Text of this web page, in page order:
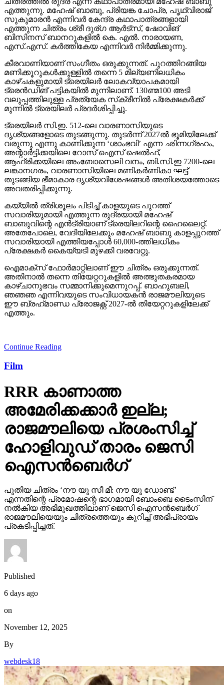
എത്തുന്നു. മഹേഷ് ബാബു, പ്രിയങ്ക ചോപ്ര, പൃഥ്വിരാജ്
സുകുമാരന്‍ എന്നിവര്‍ കേന്ദ്ര കഥാപാത്രങ്ങളായി
എത്തുന്ന ചിത്രം ശ്രീ ദുര്ഗ ആര്‍ട്‌സ്, ഷോവിങ്
ബിസിനസ് ബാനറുകളില്‍ കെ. എല്‍. നാരായണ,
എസ്.എസ്. കര്‍ത്തികേയ എന്നിവര്‍ നിര്‍മ്മിക്കുന്നു.
കീരവാണിയാണ് സംഗീതം ഒരുക്കുന്നത്. പുറത്തിറങ്ങിയ
മണിക്കൂറുകള്‍ക്കുള്ളില്‍ തന്നെ 5 മില്യണിലധികം
കാഴ്ചകളുമായി ട്രെയിലര്‍ ലോകവ്യാപകമായി
ട്രെന്‍ഡിങ് പട്ടികയില്‍ മുന്നിലാണ്. 130ണ്മ100 അടി
വലുപ്പത്തിലുള്ള പ്രത്യേക സ്‌ക്രീനില്‍ പ്രേക്ഷകര്‍ക്ക്
മുന്നില്‍ ട്രെയിലര്‍ പ്രദര്‍ശിപ്പിച്ചു.
ട്രെയിലര്‍ സി.ഇ. 512-ലെ വാരണാസിയുടെ
ദൃശ്യങ്ങളോടെ തുടങ്ങുന്നു. തുടര്‍ന്ന് 2027ല്‍ ഭൂമിയിലേക്ക്
വരുന്നു എന്നു കാണിക്കുന്ന ‘ശാംഭവി’ എന്ന ഛിന്നഗ്രഹം,
അന്റാര്‍ട്ടിക്കയിലെ റോസ് ഐസ് ഷെല്‍ഫ്,
ആഫ്രിക്കയിലെ അംബോസെലി വനം, ബി.സി.ഇ 7200-ലെ
ലങ്കാനഗരം, വാരണാസിയിലെ മണികര്‍ണികാ ഘട്ട്
തുടങ്ങിയ ഭീമാകാര ദൃശ്യവിശേഷങ്ങള്‍ അതിശയത്തോടെ
അവതരിപ്പിക്കുന്നു.
കയ്യില്‍ ത്രിശൂലം പിടിച്ച് കാളയുടെ പുറത്ത്
സവാരിയുമായി എത്തുന്ന രുദ്രയായി മഹേഷ്
ബാബുവിന്റെ എന്‍ട്രിയാണ് ട്രെയിലറിന്റെ ഹൈലൈറ്റ്.
അതേപോലെ, വേദിയിലേക്കും മഹേഷ് ബാബു കാളപ്പുറത്ത്
സവാരിയായി എത്തിയപ്പോള്‍ 60,000-ത്തിലധികം
പ്രേക്ഷകര്‍ കൈയ്യടി മുഴക്കി വരവേറ്റു.
ഐമാക്‌സ് ഫോര്‍മാറ്റിലാണ് ഈ ചിത്രം ഒരുക്കുന്നത്.
അതിനാല്‍ തന്നെ തിയേറ്ററുകളില്‍ അത്ഭുതകരമായ
കാഴ്ചാനുഭവം സമ്മാനിക്കുമെന്നുറപ്പ്. ബാഹുബലി,
ഞഞഞ എന്നിവയുടെ സംവിധായകന്‍ രാജമൗലിയുടെ
ഈ ബ്രഹ്‌മാണ്ഡ പ്രോജക്റ്റ് 2027-ല്‍ തിയേറ്ററുകളിലേക്ക്
എത്തും.
Continue Reading
Film
RRR കാണാത്ത
അമേരിക്കക്കാര്‍ ഇല്ല;
രാജമൗലിയെ പ്രശംസിച്ച്
ഹോളിവുഡ് താരം ജെസി
ഐസന്‍ബെര്‍ഗ്
പുതിയ ചിത്രം ‘നൗ യു സീ മീ: നൗ യു ഡോണ്ട്’
എന്നതിന്റെ പ്രമോഷന്റെ ഭാഗമായി ബോംബെ ടൈംസിന്
നല്‍കിയ അഭിമുഖത്തിലാണ് ജെസി ഐസന്‍ബെര്‍ഗ്
രാജമൗലിയെയും ചിത്രത്തെയും കുറിച്ച് അഭിപ്രായം
പ്രകടിപ്പിച്ചത്.
Published
6 days ago
on
November 12, 2025
By
webdesk18